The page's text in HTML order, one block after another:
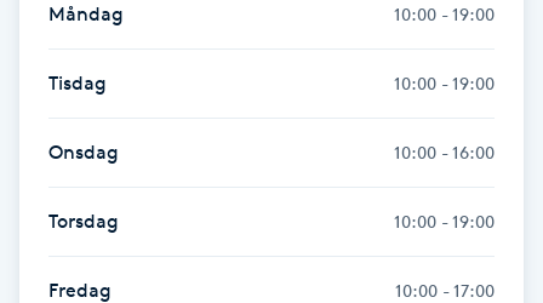
Hyaluronsyra
Hyperhidros
Måndag 10:00 - 19:00
Tisdag 10:00 - 19:00
Onsdag 10:00 - 16:00
Torsdag 10:00 - 19:00
Fredag 10:00 - 17:00